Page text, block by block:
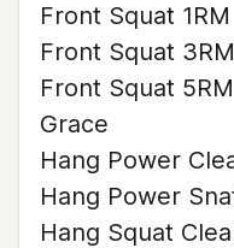
Front Squat 1RM
Front Squat 3RM
Front Squat 5RM
Grace
Hang Power
Hang Power
Hang Squat